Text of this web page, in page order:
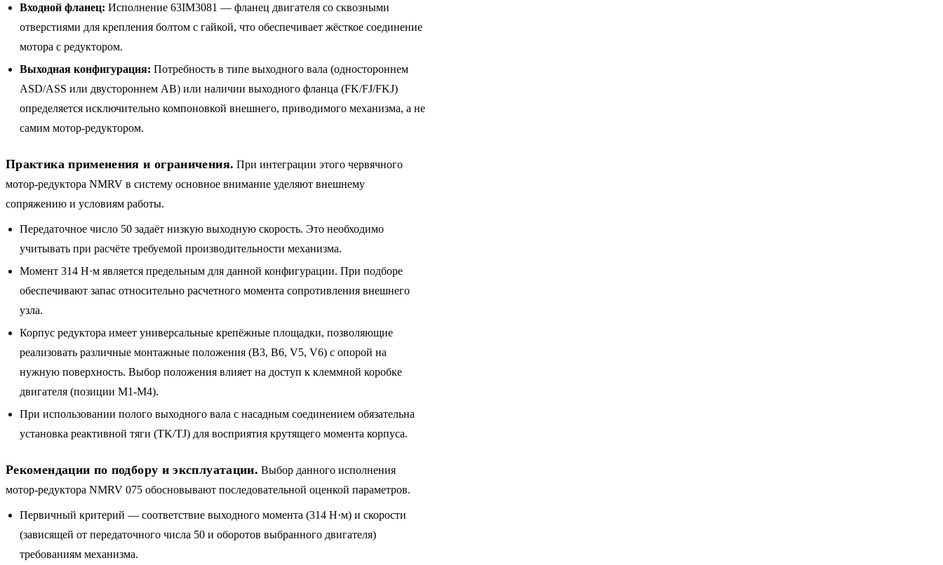
Входной фланец: Исполнение 63IM3081 — фланец двигателя со сквозными
отверстиями для крепления болтом с гайкой, что обеспечивает жёсткое соединение
мотора с редуктором.
Выходная конфигурация: Потребность в типе выходного вала (одностороннем
ASD/ASS или двустороннем AB) или наличии выходного фланца (FK/FJ/FKJ)
определяется исключительно компоновкой внешнего, приводимого механизма, а не
самим мотор-редуктором.
Практика применения и ограничения. При интеграции этого червячного
мотор-редуктора NMRV в систему основное внимание уделяют внешнему
сопряжению и условиям работы.
Передаточное число 50 задаёт низкую выходную скорость. Это необходимо
учитывать при расчёте требуемой производительности механизма.
Момент 314 Н·м является предельным для данной конфигурации. При подборе
обеспечивают запас относительно расчетного момента сопротивления внешнего
узла.
Корпус редуктора имеет универсальные крепёжные площадки, позволяющие
реализовать различные монтажные положения (B3, B6, V5, V6) с опорой на
нужную поверхность. Выбор положения влияет на доступ к клеммной коробке
двигателя (позиции M1-M4).
При использовании полого выходного вала с насадным соединением обязательна
установка реактивной тяги (TK/TJ) для восприятия крутящего момента корпуса.
Рекомендации по подбору и эксплуатации. Выбор данного исполнения
мотор-редуктора NMRV 075 обосновывают последовательной оценкой параметров.
Первичный критерий — соответствие выходного момента (314 Н·м) и скорости
(зависящей от передаточного числа 50 и оборотов выбранного двигателя)
требованиям механизма.